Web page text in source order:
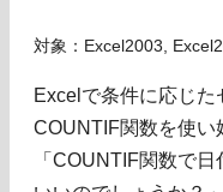
対象：Excel2003,
Excelで条件に応じた
COUNTIF関数を使い
「COUNTIF関数で